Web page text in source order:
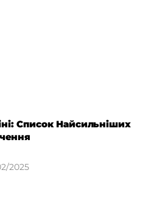
Список Найсильніших
2025